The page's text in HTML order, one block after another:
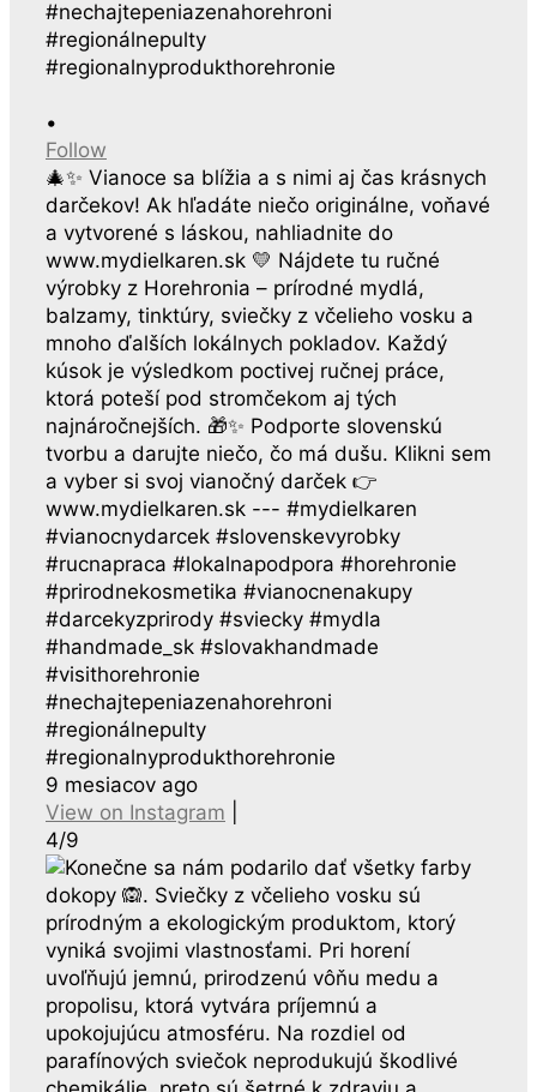
•
Follow
🎄✨ Vianoce sa blížia a s nimi aj čas krásnych
darčekov! Ak hľadáte niečo originálne, voňavé
a vytvorené s láskou, nahliadnite do
www.mydielkaren.sk 💛 Nájdete tu ručné
výrobky z Horehronia – prírodné mydlá,
balzamy, tinktúry, sviečky z včelieho vosku a
mnoho ďalších lokálnych pokladov. Každý
kúsok je výsledkom poctivej ručnej práce,
ktorá poteší pod stromčekom aj tých
najnáročnejších. 🎁✨ Podporte slovenskú
tvorbu a darujte niečo, čo má dušu. Klikni sem
a vyber si svoj vianočný darček 👉
www.mydielkaren.sk --- #mydielkaren
#vianocnydarcek #slovenskevyrobky
#rucnapraca #lokalnapodpora #horehronie
#prirodnekosmetika #vianocnenakupy
#darcekyzprirody #sviecky #mydla
#handmade_sk #slovakhandmade
#visithorehronie
#nechajtepeniazenahorehroni
#regionálnepulty
#regionalnyprodukthorehronie
9 mesiacov ago
View on Instagram
4/9